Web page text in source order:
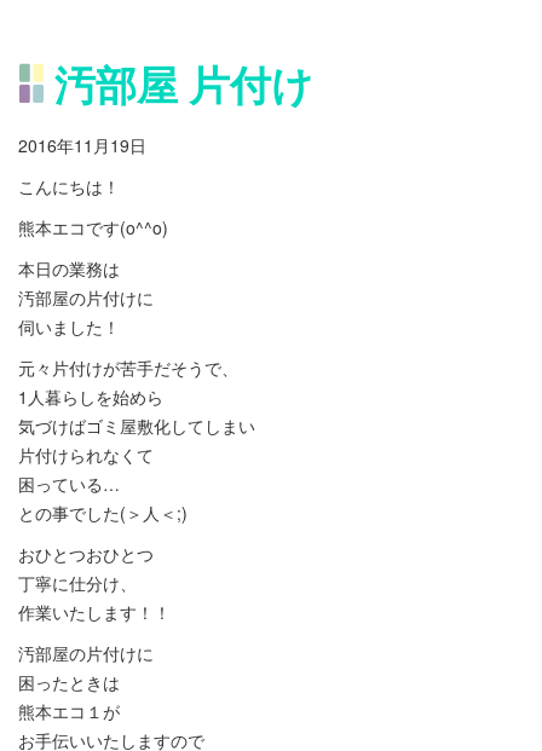
汚部屋 片付け
2016年11月19日
こんにちは！
熊本エコです(o^^o)
本日の業務は
汚部屋の片付けに
伺いました！
元々片付けが苦手だそうで、
1人暮らしを始めら
気づけばゴミ屋敷化してしまい
片付けられなくて
困っている…
との事でした(＞人＜;)
おひとつおひとつ
丁寧に仕分け、
作業いたします！！
汚部屋の片付けに
困ったときは
熊本エコ１が
お手伝いいたしますので